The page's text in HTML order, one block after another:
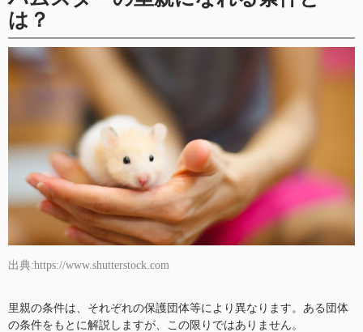
は？
出典:https://www.shutterstock.com
里親の条件は、それぞれの保護団体等により異なります。ある団体
の条件をもとに解説しますが、この限りではありません。